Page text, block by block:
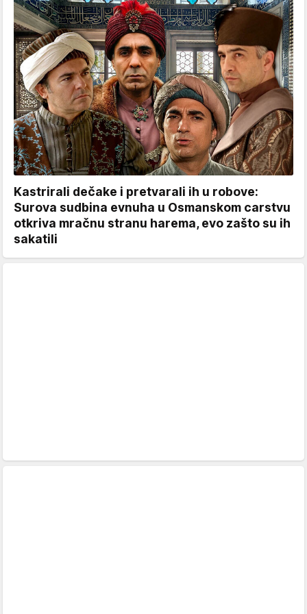
Kastrirali dečake i pretvarali ih u robove:
Surova sudbina evnuha u Osmanskom carstvu
otkriva mračnu stranu harema, evo zašto su ih
sakatili